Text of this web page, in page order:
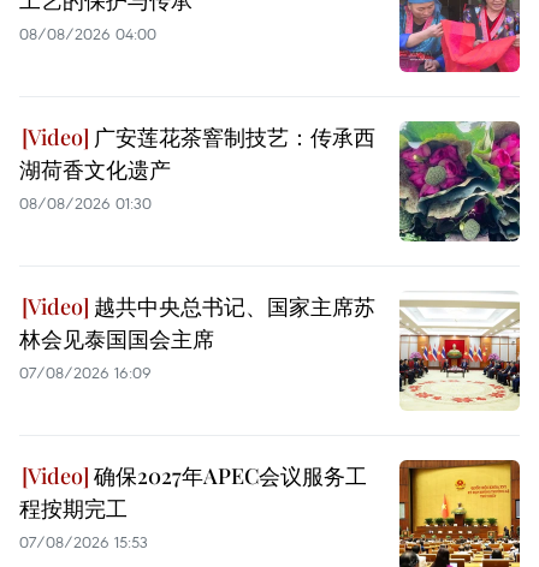
08/08/2026 04:00
广安莲花茶窨制技艺：传承西
湖荷香文化遗产
08/08/2026 01:30
越共中央总书记、国家主席苏
林会见泰国国会主席
07/08/2026 16:09
确保2027年APEC会议服务工
程按期完工
07/08/2026 15:53